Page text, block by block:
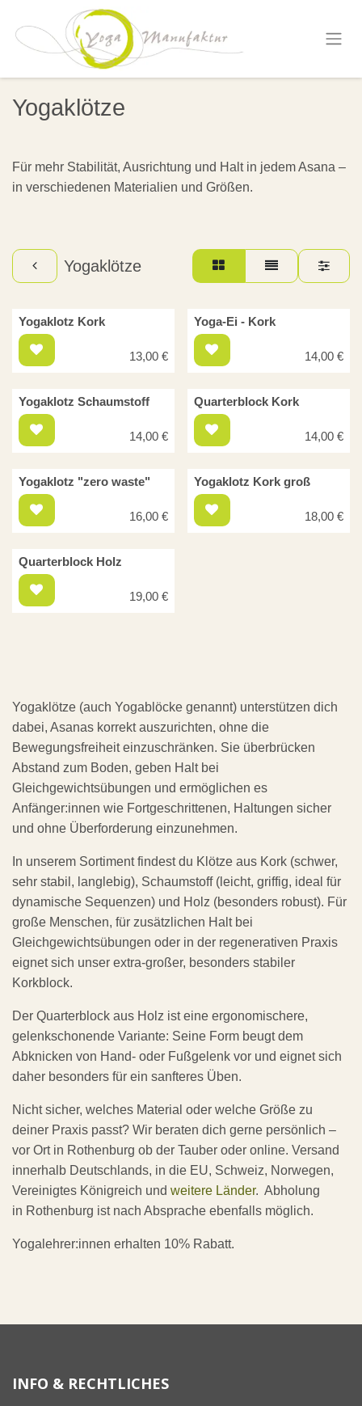
Zum Inhalt springen
Yogaklötze
Für mehr Stabilität, Ausrichtung und Halt in jedem Asana –
in verschiedenen Materialien und Größen.
Yogaklötze
Yogaklotz Kork
13,00€
Yoga-Ei - Kork
14,00€
Yogaklotz Schaumstoff
14,00€
Quarterblock Kork
14,00€
Yogaklotz "zero waste"
16,00€
Yogaklotz Kork groß
18,00€
Quarterblock Holz
19,00€
Yogaklötze (auch Yogablöcke genannt) unterstützen dich
dabei, Asanas korrekt auszurichten, ohne die
Bewegungsfreiheit einzuschränken. Sie überbrücken
Abstand zum Boden, geben Halt bei
Gleichgewichtsübungen und ermöglichen es
Anfänger:innen wie Fortgeschrittenen, Haltungen sicher
und ohne Überforderung einzunehmen.
In unserem Sortiment findest du Klötze aus Kork (schwer,
sehr stabil, langlebig), Schaumstoff (leicht, griffig, ideal für
dynamische Sequenzen) und Holz (besonders robust). Für
große Menschen, für zusätzlichen Halt bei
Gleichgewichtsübungen oder in der regenerativen Praxis
eignet sich unser extra-großer, besonders stabiler
Korkblock.
Der Quarterblock aus Holz ist eine ergonomischere,
gelenkschonende Variante: Seine Form beugt dem
Abknicken von Hand- oder Fußgelenk vor und eignet sich
daher besonders für ein sanfteres Üben.
Nicht sicher, welches Material oder welche Größe zu
deiner Praxis passt? Wir beraten dich gerne persönlich –
vor Ort in Rothenburg ob der Tauber oder online. Versand
innerhalb Deutschlands, in die EU, Schweiz, Norwegen,
Vereinigtes Königreich und weitere Länder. Abholung
in Rothenburg ist nach Absprache ebenfalls möglich.
Yogalehrer:innen erhalten 10% Rabatt.
INFO & RECHTLICHES